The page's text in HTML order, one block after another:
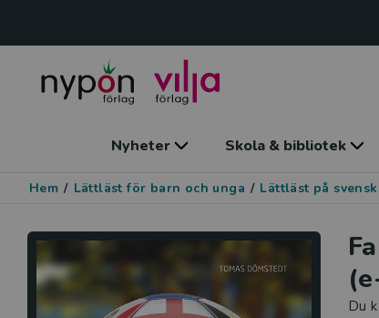
Nyheter Skola & bibliotek
Hem / Lättläst för barn och unga / Lättläst på
Du